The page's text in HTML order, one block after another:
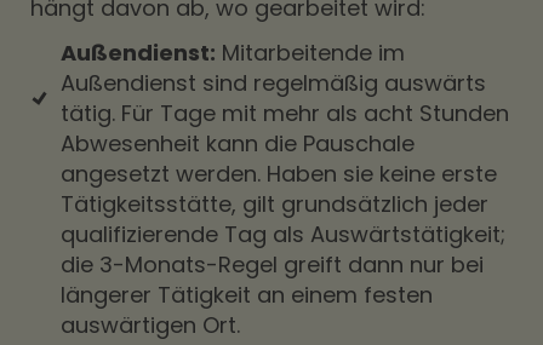
hängt davon ab, wo gearbeitet wird:
Außendienst: Mitarbeitende im
Außendienst sind regelmäßig auswärts
tätig. Für Tage mit mehr als acht Stunden
Abwesenheit kann die Pauschale
angesetzt werden. Haben sie keine erste
Tätigkeitsstätte, gilt grundsätzlich jeder
qualifizierende Tag als Auswärtstätigkeit;
die 3-Monats-Regel greift dann nur bei
längerer Tätigkeit an einem festen
auswärtigen Ort.